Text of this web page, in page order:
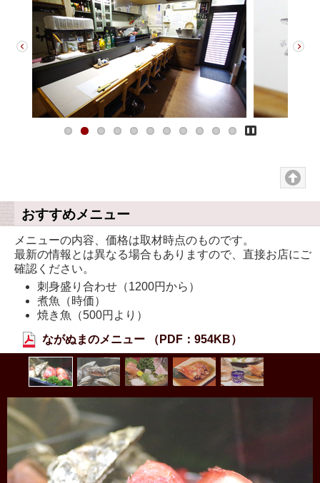
おすすめメニュー
メニューの内容、価格は取材時点のものです。
最新の情報とは異なる場合もありますので、直接お店にご
確認ください。
刺身盛り合わせ（1200円から）
煮魚（時価）
焼き魚（500円より）
ながぬまのメニュー （PDF：954KB）